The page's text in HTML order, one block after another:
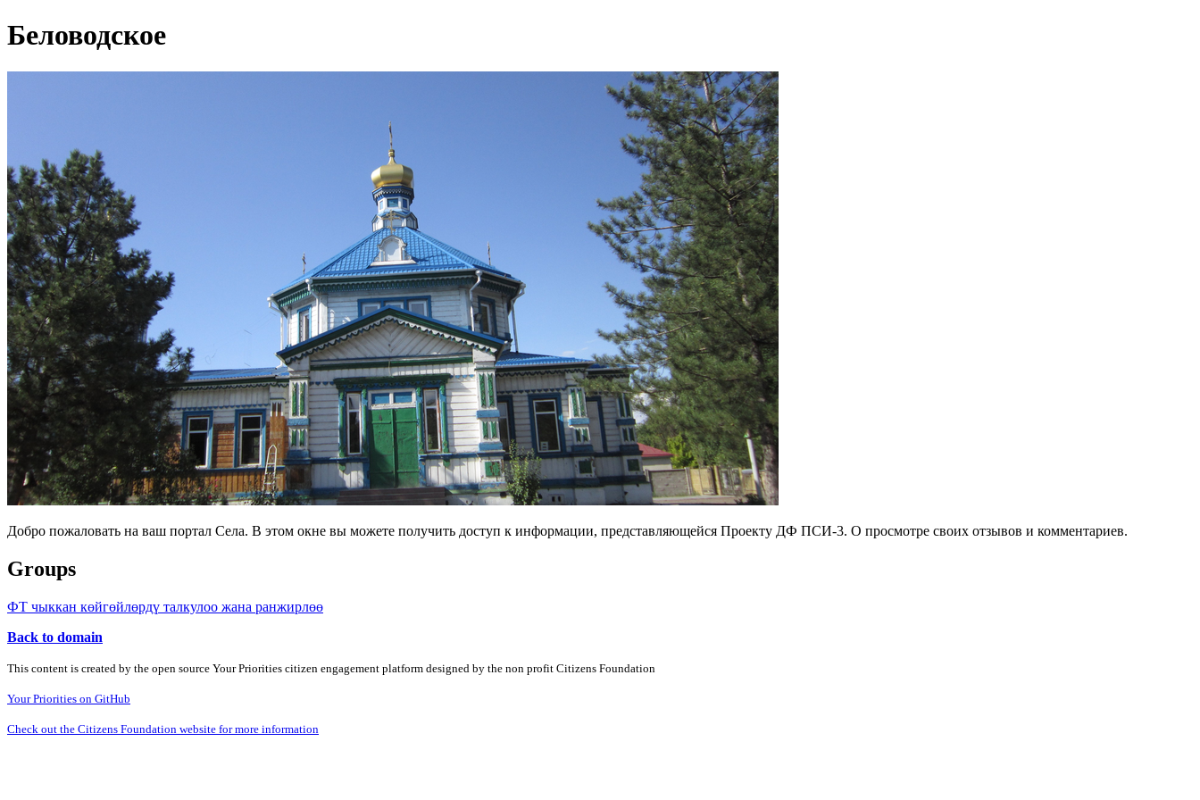
Беловодское
Добро пожаловать на ваш портал Села. В этом окне вы можете получить доступ к информации, представляющейся Проекту ДФ ПСИ-3. О просмотре своих отзывов и комментариев.
Groups
ФТ чыккан көйгөйлөрдү талкулоо жана ранжирлөө
Back to domain
This content is created by the open source Your Priorities citizen engagement platform designed by the non profit Citizens Foundation
Your Priorities on GitHub
Check out the Citizens Foundation website for more information